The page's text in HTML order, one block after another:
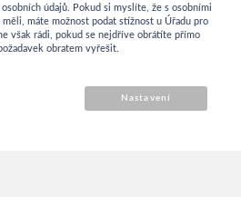
údajů. Pokud si myslíte, že s osobními
máte možnost podat stížnost u Úřadu pro
však rádi, pokud se nejdříve obrátíte přímo
obratem vyřešit.
Nastavení